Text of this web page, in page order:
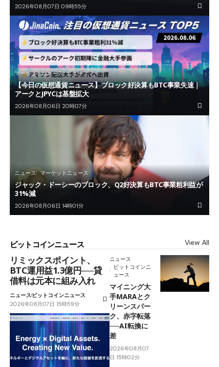
2026年08月07日 09時55分
マーケットニュース ニュース
【今日の仮想通貨ニュース】ブロック好決算もBTC事業失速｜
アークとJPYCは基盤拡大
2026年08月06日 20時07分
ニュース マーケットニュース
ジャック・ドーシーのブロック、Q2好決算もBTC事業粗利益が
31%減
2026年08月06日 14時01分
ビットコインニュース View All
リミックスポイント、
BTC運用益1.3億円──貸
借料は元本に組み入れ
ニュースビットコインニュース
2026年08月07日 15時59分
ニュース
ビットコインニ
ュース
マイニング大
手MARAとク
リーンスパー
ク、赤字転落
──AI転換に
差
2026年08月07
日 15時02分